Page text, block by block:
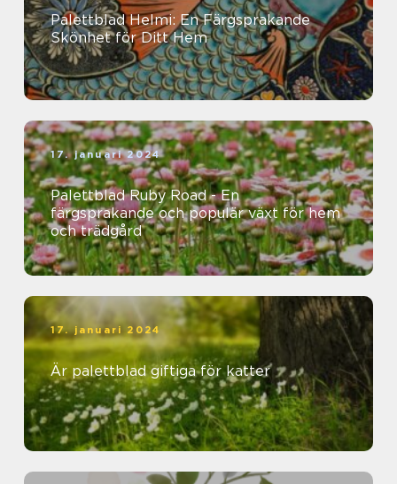
Palettblad Helmi: En Färgsprakande
Skönhet för Ditt Hem
17. januari 2024
Palettblad Ruby Road - En
färgsprakande och populär växt för hem
och trädgård
17. januari 2024
Är palettblad giftiga för katter